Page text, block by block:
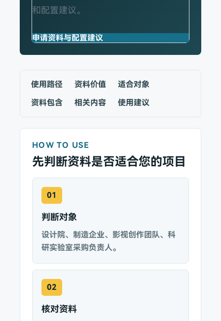
和配置建议。
申请资料与配置建议
使用路径 资料价值
适合对象
资料包含
相关内容 使用建议
HOW TO USE
先判断资料是否适合您的项目
01
判断对象
设计院、制造企业、影视创作团队、科
研实验室采购负责人。
02
核对资料